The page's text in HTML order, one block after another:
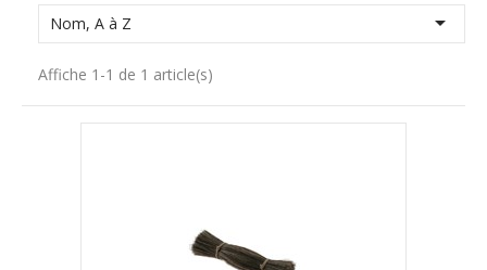
Nom, A à Z 
Affiche 1-1 de 1 article(s)